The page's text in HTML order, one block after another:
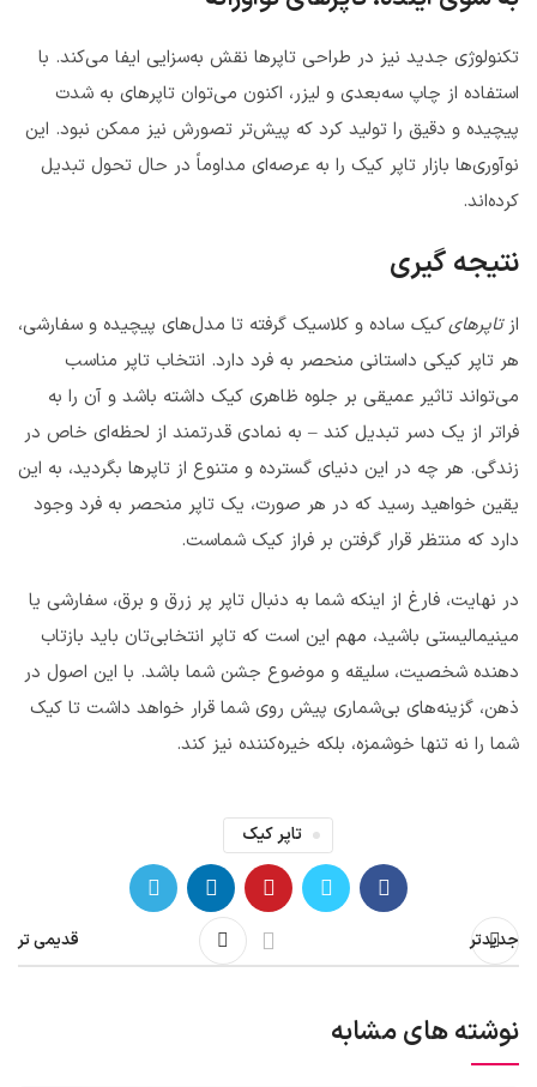
تکنولوژی جدید نیز در طراحی تاپرها نقش به‌سزایی ایفا می‌کند. با
استفاده از چاپ سه‌بعدی و لیزر، اکنون می‌توان تاپرهای به شدت
پیچیده و دقیق را تولید کرد که پیش‌تر تصورش نیز ممکن نبود. این
نوآوری‌ها بازار تاپر کیک را به عرصه‌ای مداوماً در حال تحول تبدیل
کرده‌اند.
نتیجه گیری
ازتاپرهای کیک ساده و کلاسیک گرفته تا مدل‌های پیچیده و سفارشی،
هر تاپر کیکی داستانی منحصر به فرد دارد. انتخاب تاپر مناسب
می‌تواند تاثیر عمیقی بر جلوه ظاهری کیک داشته باشد و آن را به
فراتر از یک دسر تبدیل کند – به نمادی قدرتمند از لحظه‌ای خاص در
زندگی. هر چه در این دنیای گسترده و متنوع از تاپرها بگردید، به این
یقین خواهید رسید که در هر صورت، یک تاپر منحصر به فرد وجود
دارد که منتظر قرار گرفتن بر فراز کیک شماست.
در نهایت، فارغ از اینکه شما به دنبال تاپر پر زرق و برق، سفارشی یا
مینیمالیستی باشید، مهم این است که تاپر انتخابی‌تان باید بازتاب
دهنده شخصیت، سلیقه و موضوع جشن شما باشد. با این اصول در
ذهن، گزینه‌های بی‌شماری پیش روی شما قرار خواهد داشت تا کیک
شما را نه تنها خوشمزه، بلکه خیره‌کننده نیز کند.
تاپر کیک
جدیدتر قدیمی تر
نوشته های مشابه